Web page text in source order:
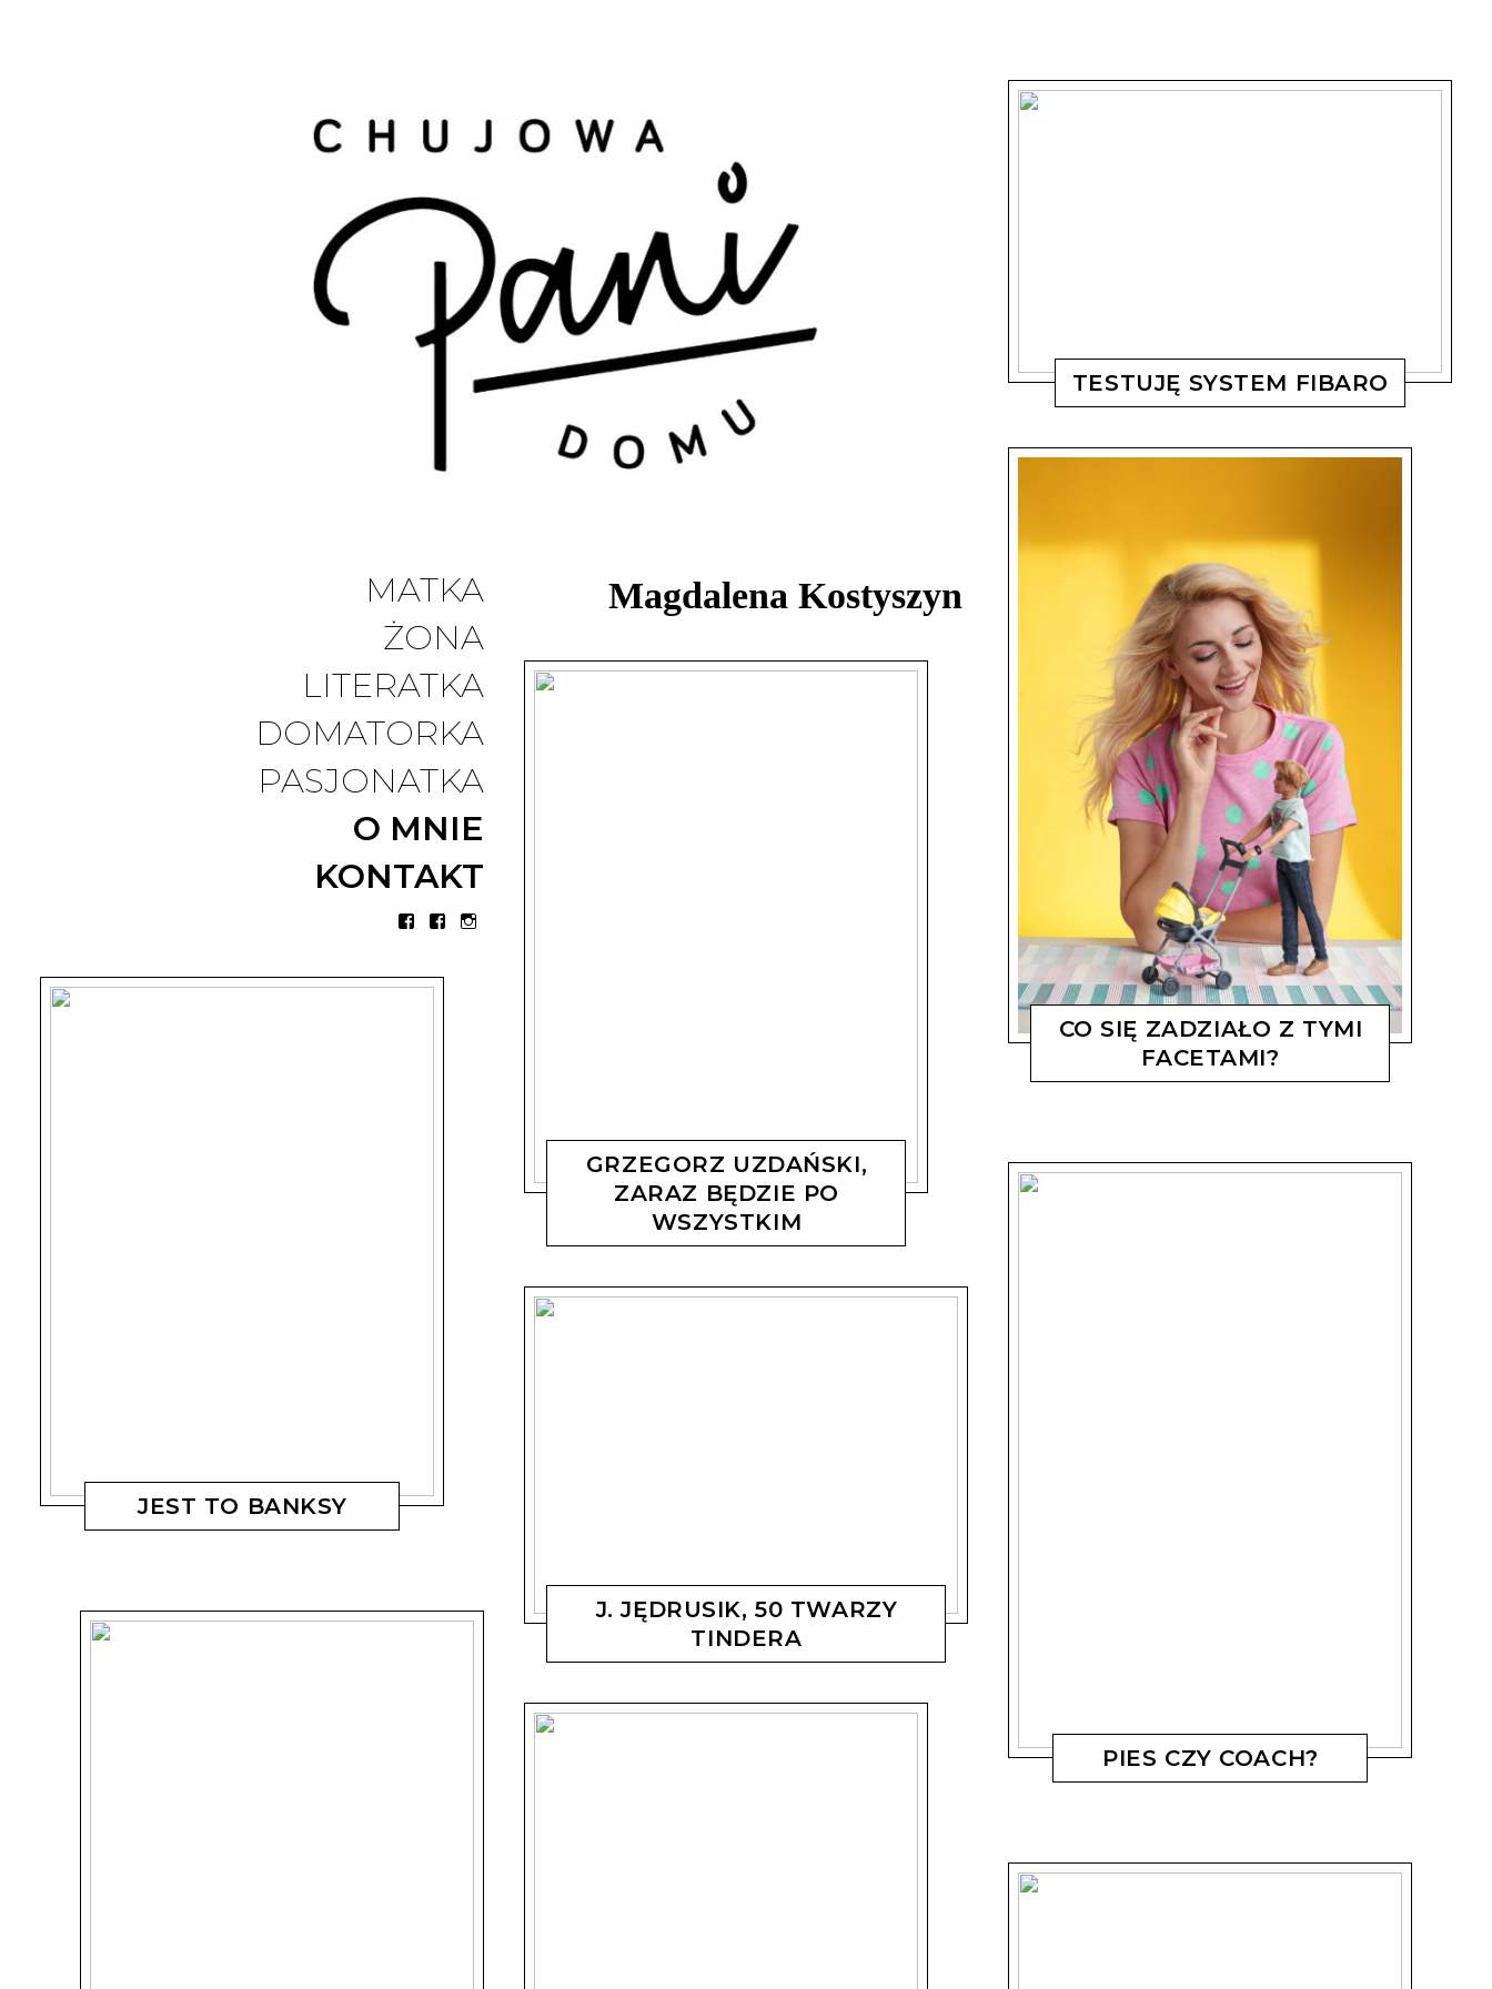
Chujowa
pani domu
MATKA
ŻONA
LITERATKA
DOMATORKA
PASJONATKA
O MNIE
KONTAKT
JEST TO BANKSY
MAGDALENA KOSTYSZYN 17 WRZEŚNIA, 2019
Magdalena Kostyszyn
GRZEGORZ UZDAŃSKI,
ZARAZ BĘDZIE PO
WSZYSTKIM
MAGDALENA KOSTYSZYN 29 PAŹDZIERNIKA, 2019
J. JĘDRUSIK, 50 TWARZY
TINDERA
MAGDALENA KOSTYSZYN 15 PAŹDZIERNIKA, 2019
TESTUJĘ SYSTEM FIBARO
MAGDALENA KOSTYSZYN 4 LISTOPADA, 2019
CO SIĘ ZADZIAŁO Z TYMI
FACETAMI?
MAGDALENA KOSTYSZYN 15 PAŹDZIERNIKA, 2019
PIES CZY COACH?
MAGDALENA KOSTYSZYN 17 WRZEŚNIA, 2019